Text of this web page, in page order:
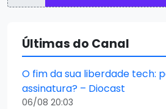
Últimas do Canal
O fim da sua liberdade tech:
assinatura? – Diocast
06/08 20:03